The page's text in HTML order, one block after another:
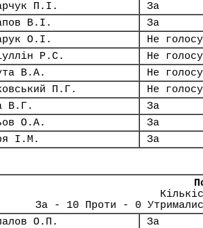
П.І.
За
В.І.
За
О.І.
Не
Р.С.
Не
В.А.
Не
П.Г.
Не
В.Г.
За
О.А.
За
І.М.
За
За - 10 Проти - 0
О.П.
За